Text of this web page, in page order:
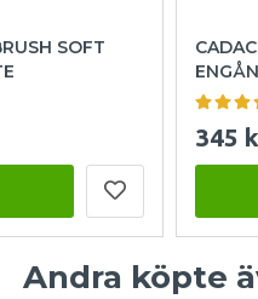
SOFT
345
Andra köpte